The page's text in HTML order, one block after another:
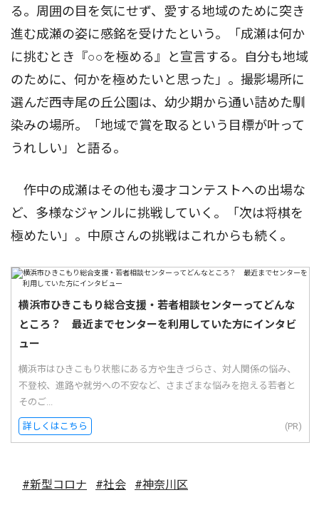
る。周囲の目を気にせず、愛する地域のために突き
進む成瀬の姿に感銘を受けたという。「成瀬は何か
に挑むとき『○○を極める』と宣言する。自分も地域
のために、何かを極めたいと思った」。撮影場所に
選んだ西寺尾の丘公園は、幼少期から通い詰めた馴
染みの場所。「地域で賞を取るという目標が叶って
うれしい」と語る。
作中の成瀬はその他も漫才コンテストへの出場な
ど、多様なジャンルに挑戦していく。「次は将棋を
極めたい」。中原さんの挑戦はこれからも続く。
横浜市ひきこもり総合支援・若者相談センターってどんな
ところ？ 最近までセンターを利用していた方にインタビ
ュー
横浜市はひきこもり状態にある方や生きづらさ、対人関係の悩み、
不登校、進路や就労への不安など、さまざまな悩みを抱える若者と
そのご...
詳しくはこちら (PR)
#新型コロナ #社会 #神奈川区